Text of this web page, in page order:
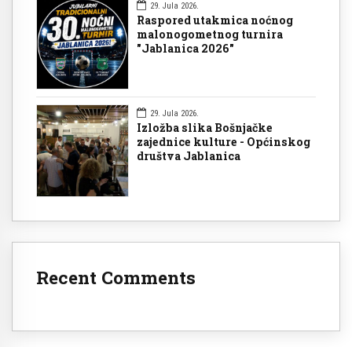
29. Jula 2026.
Raspored utakmica noćnog
malonogometnog turnira
"Jablanica 2026"
29. Jula 2026.
Izložba slika Bošnjačke
zajednice kulture - Općinskog
društva Jablanica
Recent Comments